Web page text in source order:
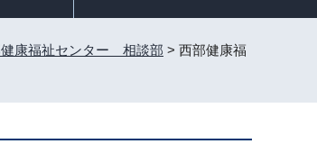
康福祉センター 相談部 > 西部健康福